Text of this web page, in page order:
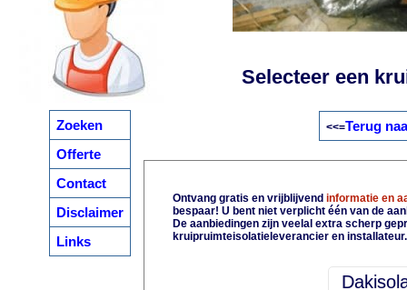
Zoeken
Offerte
Contact
Disclaimer
Links
Selecteer een
<<=Terug
Ontvang gratis en vrijblijvendinformatie en
bespaar! U bent niet verplicht één van de
De aanbiedingen zijn veelal extra scherp
kruipruimteisolatieleverancier en